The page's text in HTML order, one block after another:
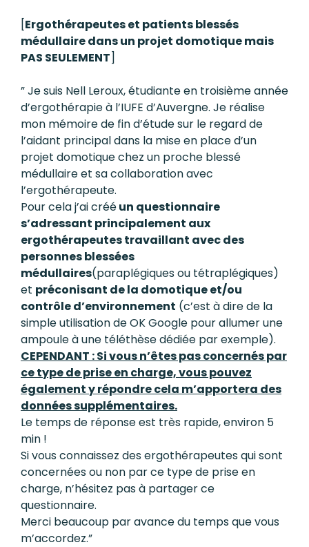
[Ergothérapeutes et patients blessés
médullaire dans un projet domotique mais
PAS SEULEMENT]
”Je suis Nell Leroux, étudiante en troisième année
d’ergothérapie à l’IUFE d’Auvergne. Je réalise
mon mémoire de fin d’étude sur le regard de
l’aidant principal dans la mise en place d’un
projet domotique chez un proche blessé
médullaire et sa collaboration avec
l’ergothérapeute.
Pour cela j’ai crééun questionnaire
s’adressant principalement aux
ergothérapeutes travaillant avec des
personnes blessées
médullaires(paraplégiques ou tétraplégiques)
et préconisant de la domotique et/ou
contrôle d’environnement (c’est à dire de la
simple utilisation de OK Google pour allumer une
ampoule à une téléthèse dédiée par exemple).
CEPENDANT : Si vous n’êtes pas concernés par
ce type de prise en charge, vous pouvez
également y répondre cela m’apportera des
données supplémentaires.
Le temps de réponse est très rapide, environ 5
min !
Si vous connaissez des ergothérapeutes qui sont
concernées ou non par ce type de prise en
charge, n’hésitez pas à partager ce
questionnaire.
Merci beaucoup par avance du temps que vous
m’accordez.”